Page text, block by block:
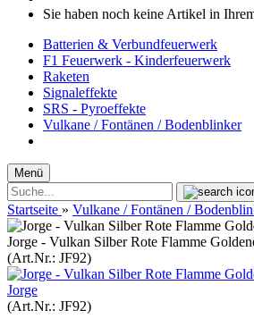
Sie haben noch keine Artikel in
Batterien & Verbundfeuerwerk
F1 Feuerwerk - Kinderfeuerwerk
Raketen
Signaleffekte
SRS - Pyroeffekte
Vulkane / Fontänen / Bodenblinker
Menü
Startseite » Vulkane / Fontänen /
Jorge - Vulkan Silber Rote Flamme
(Art.Nr.: JF92)
Jorge
(Art.Nr.: JF92)